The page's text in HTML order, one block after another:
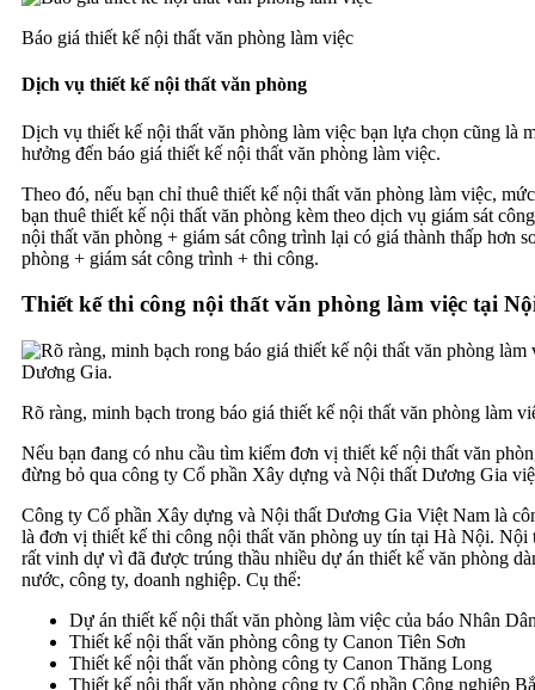
Báo giá thiết kế nội thất văn phòng làm việc
Dịch vụ thiết kế nội thất văn phòng
Dịch vụ thiết kế nội thất văn phòng làm việc bạn lựa chọn cũng là
hưởng đến báo giá thiết kế nội thất văn phòng làm việc.
Theo đó, nếu bạn chỉ thuê thiết kế nội thất văn phòng làm việc,
bạn thuê thiết kế nội thất văn phòng kèm theo dịch vụ giám sát
nội thất văn phòng + giám sát công trình lại có giá thành thấp hơn
phòng + giám sát công trình + thi công.
Thiết kế thi công nội thất văn phòng làm việc tại
Rõ ràng, minh bạch trong báo giá thiết kế nội thất văn phòng làm
Nếu bạn đang có nhu cầu tìm kiếm đơn vị thiết kế nội thất văn
đừng bỏ qua công ty Cổ phần Xây dựng và Nội thất Dương Gia
Công ty Cổ phần Xây dựng và Nội thất Dương Gia Việt Nam là
là đơn vị thiết kế thi công nội thất văn phòng uy tín tại Hà Nội.
rất vinh dự vì đã được trúng thầu nhiều dự án thiết kế văn phòng
nước, công ty, doanh nghiệp. Cụ thể:
Dự án thiết kế nội thất văn phòng làm việc của báo Nhân
Thiết kế nội thất văn phòng công ty Canon Tiên Sơn
Thiết kế nội thất văn phòng công ty Canon Thăng Long
Thiết kế nội thất văn phòng công ty Cổ phần Công nghiệp